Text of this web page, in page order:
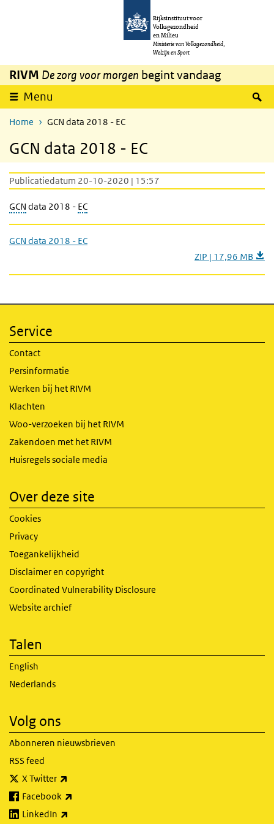
Overslaan en naar de inhoud gaan
Rijksinstituut voor
Volksgezondheid
en Milieu
Ministerie van Volksgezondheid,
Welzijn en Sport
RIVM De zorg voor morgen begint vandaag
Menu
Home GCN data 2018 - EC
GCN data 2018 - EC
Publicatiedatum 20-10-2020 | 15:57
GCN data 2018 - EC
GCN data 2018 - EC
ZIP | 17,96 MB
Service
Contact
Persinformatie
Werken bij het RIVM
Klachten
Woo-verzoeken bij het RIVM
Zakendoen met het RIVM
Huisregels sociale media
Over deze site
Cookies
Privacy
Toegankelijkheid
Disclaimer en copyright
Coordinated Vulnerability Disclosure
Website archief
Talen
English
Nederlands
Volg ons
Abonneren nieuwsbrieven
RSS feed
X Twitter
Facebook
LinkedIn